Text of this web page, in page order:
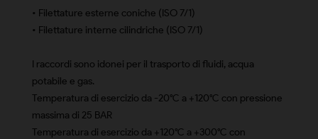
• Filettature esterne coniche (ISO 7/1)
• Filettature interne cilindriche (ISO 7/1)
I raccordi sono idonei per il trasporto di fluidi, acqua
potabile e gas.
Temperatura di esercizio da -20°C a +120°C con pressione
massima di 25 BAR
Temperatura di esercizio da +120°C a +300°C con